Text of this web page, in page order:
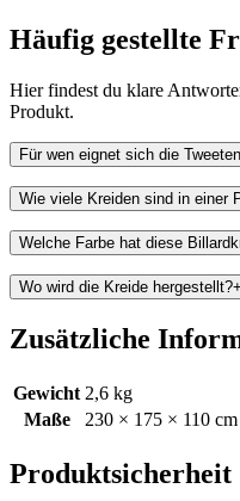
Häufig gestellte
Hier findest du klare
Produkt.
Für wen eignet sich die
Wie viele Kreiden sind in einer
Welche Farbe hat diese
Wo wird die Kreide hergestellt?+
Zusätzliche
Gewicht 2,6 kg
Maße
230 × 175 × 110 cm
Produktsicherheit